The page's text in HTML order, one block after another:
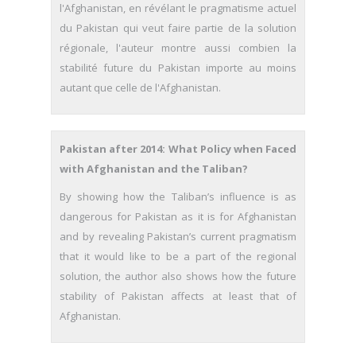
l'Afghanistan, en révélant le pragmatisme actuel
du Pakistan qui veut faire partie de la solution
régionale, l'auteur montre aussi combien la
stabilité future du Pakistan importe au moins
autant que celle de l'Afghanistan.
Pakistan after 2014: What Policy when Faced
with Afghanistan and the Taliban?
By showing how the Taliban’s influence is as
dangerous for Pakistan as it is for Afghanistan
and by revealing Pakistan’s current pragmatism
that it would like to be a part of the regional
solution, the author also shows how the future
stability of Pakistan affects at least that of
Afghanistan.